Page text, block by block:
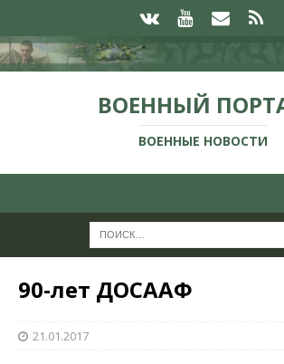
ВОЕННЫЙ
ВОЕННЫЕ НОВОСТИ
90-лет ДОСААФ
21.01.2017